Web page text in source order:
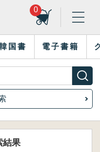
0
国書 電子書籍
結果